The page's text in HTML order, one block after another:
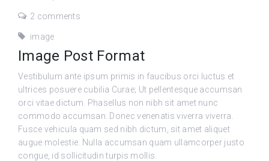
2 comments
image
Image Post Format
Vestibulum ante ipsum primis in faucibus orci luctus et
ultrices posuere cubilia Curae; Ut pellentesque accumsan
orci vitae dictum. Phasellus non nibh sit amet nunc
commodo accumsan. Donec venenatis viverra viverra.
Fusce vehicula quam sed nibh dictum, sit amet aliquet
augue molestie. Nulla accumsan quam ullamcorper justo
congue, id sollicitudin turpis mollis.